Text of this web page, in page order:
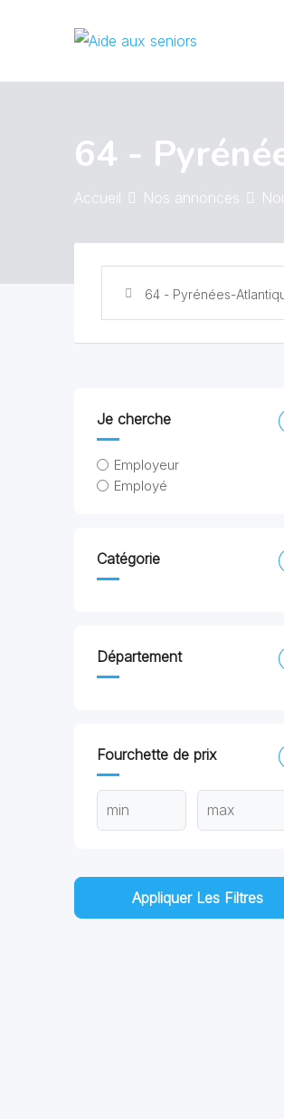
64 -
Accueil Nos annonces
64 - Pyrénées-
Je cherche
Employeur
Employé
Catégorie
Département
Fourchette de prix
Appliquer Les Filtres